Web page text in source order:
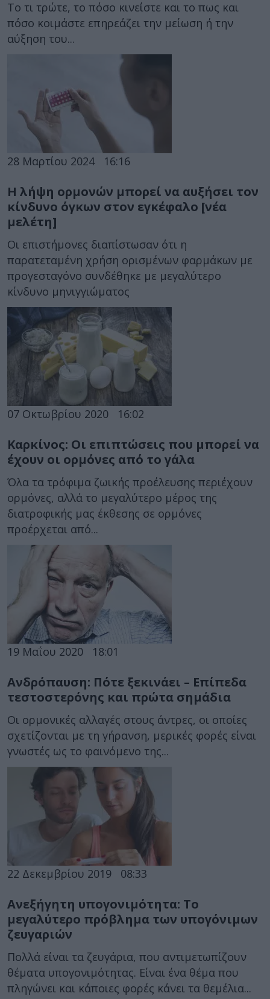
Το τι τρώτε, το πόσο κινείστε και το πως και
πόσο κοιμάστε επηρεάζει την μείωση ή την
αύξηση του...
28 Μαρτίου 2024 16:16
Η λήψη ορμονών μπορεί να αυξήσει τον
κίνδυνο όγκων στον εγκέφαλο [νέα
μελέτη]
Οι επιστήμονες διαπίστωσαν ότι η
παρατεταμένη χρήση ορισμένων φαρμάκων με
προγεσταγόνο συνδέθηκε με μεγαλύτερο
κίνδυνο μηνιγγιώματος
07 Οκτωβρίου 2020 16:02
Καρκίνος: Οι επιπτώσεις που μπορεί να
έχουν οι ορμόνες από το γάλα
Όλα τα τρόφιμα ζωικής προέλευσης περιέχουν
ορμόνες, αλλά το μεγαλύτερο μέρος της
διατροφικής μας έκθεσης σε ορμόνες
προέρχεται από...
19 Μαΐου 2020 18:01
Ανδρόπαυση: Πότε ξεκινάει – Επίπεδα
τεστοστερόνης και πρώτα σημάδια
Οι ορμονικές αλλαγές στους άντρες, οι οποίες
σχετίζονται με τη γήρανση, μερικές φορές είναι
γνωστές ως το φαινόμενο της...
22 Δεκεμβρίου 2019 08:33
Ανεξήγητη υπογονιμότητα: Το
μεγαλύτερο πρόβλημα των υπογόνιμων
ζευγαριών
Πολλά είναι τα ζευγάρια, που αντιμετωπίζουν
θέματα υπογονιμότητας. Είναι ένα θέμα που
πληγώνει και κάποιες φορές κάνει τα θεμέλια...